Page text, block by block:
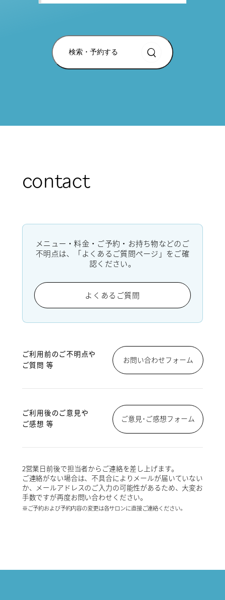
検索・予約する
contact
メニュー・料金・ご予約・お持ち物などのご
不明点は、「よくあるご質問ページ」をご確
認ください。
よくあるご質問
ご利用前のご不明点や
ご質問 等
お問い合わせフォーム
ご利用後のご意見や
ご感想 等
ご意見･ご感想フォーム
2営業日前後で担当者からご連絡を差し上げます。
ご連絡がない場合は、不具合によりメールが届いていない
か、メールアドレスのご入力の可能性があるため、大変お
手数ですが再度お問い合わせください。
※ご予約および予約内容の変更は各サロンに直接ご連絡ください。